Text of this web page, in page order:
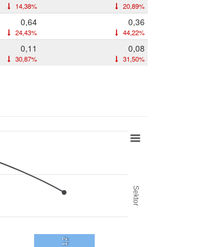
14,38% 20,89%
0,64
24,43%
0,36
44,22%
0,11
30,87%
0,08
31,50%
Sektor
1,2